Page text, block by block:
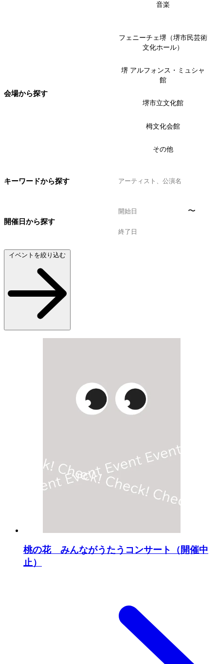
音楽
会場から探す
フェニーチェ堺（堺市民芸術
文化ホール）
堺 アルフォンス・ミュシャ
館
堺市立文化館
栂文化会館
その他
キーワードから探す
開催日から探す
〜
イベントを絞り込む
桃の花 みんながうたうコンサート（開催中
止）